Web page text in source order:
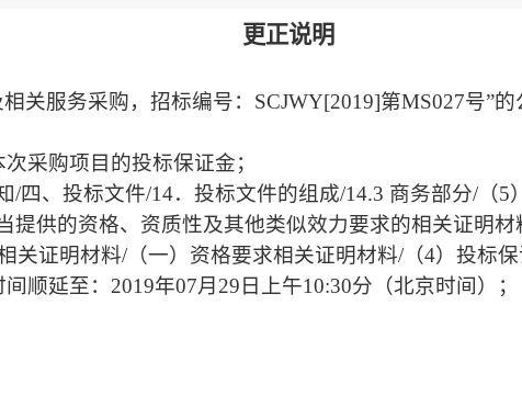
更正说明
关服务采购，招标编号：SCJWY[2019]第MS027号”
采购项目的投标保证金；
/四、投标文件/14．投标文件的组成/14.3 商务部分/（5
提供的资格、资质性及其他类似效力要求的相关证明材
关证明材料/（一）资格要求相关证明材料/（4）投标保
顺延至： 2019年07月29日上午10:30分（北京时间）；